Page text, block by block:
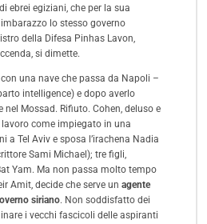
ebrei egiziani, che per la sua
lo stesso governo
della Difesa Pinhas Lavon,
si dimette.
una nave che passa da Napoli –
intelligence) e dopo averlo
Mossad. Rifiuto. Cohen, deluso e
come impiegato in una
a Tel Aviv e sposa l’irachena Nadia
Sami Michael); tre figli,
Yam. Ma non passa molto tempo
Amit, decide che serve un agente
siriano. Non soddisfatto dei
i vecchi fascicoli delle aspiranti